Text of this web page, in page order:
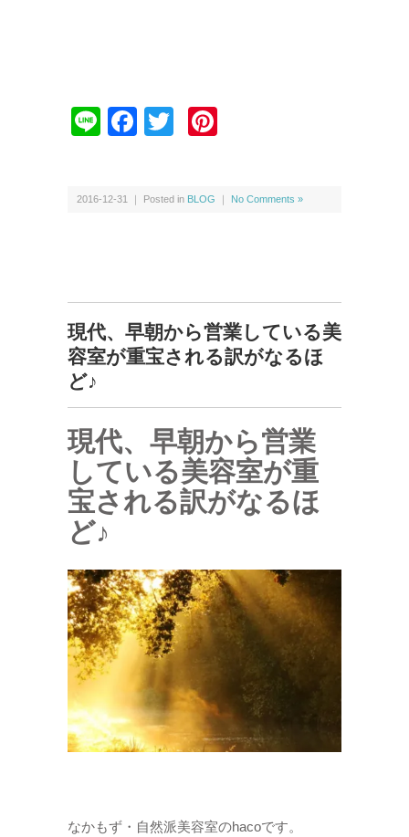
Li
F
e
o
k
er
e
2016-12-31 ｜ Posted in BLOG ｜ No Comments »
現代、早朝から営業している美
容室が重宝される訳がなるほ
ど♪
現代、早朝から営業
している美容室が重
宝される訳がなるほ
ど♪
なかもず・自然派美容室のhacoです。